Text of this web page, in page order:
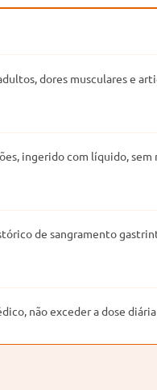
dores musculares e
ingerido com líquido, sem
de sangramento
não exceder a dose